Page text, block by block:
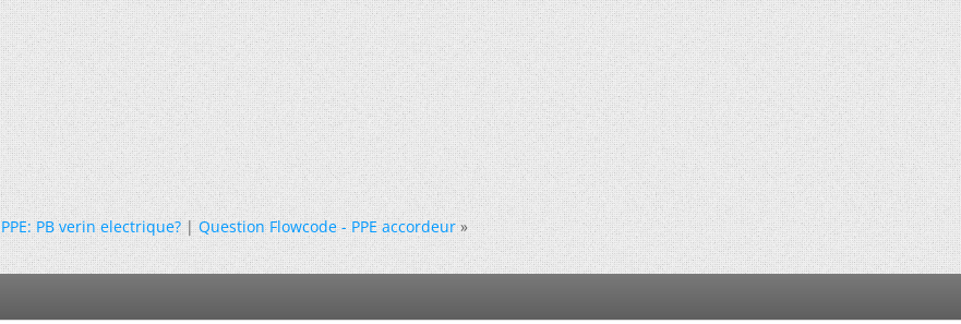
PPE: PB verin electrique?|Question Flowcode - PPE accordeur »